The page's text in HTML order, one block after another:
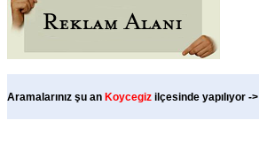
Aramalarınız şu an Koycegiz ilçesinde yapılıyor ->